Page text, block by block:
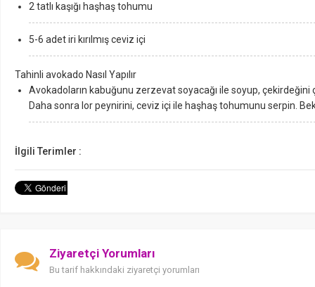
2 tatlı kaşığı haşhaş tohumu
5-6 adet iri kırılmış ceviz içi
Tahinli avokado Nasıl Yapılır
Avokadoların kabuğunu zerzevat soyacağı ile soyup, çekirdeğini
Daha sonra lor peynirini, ceviz içi ile haşhaş tohumunu serpin.
İlgili Terimler :
Ziyaretçi Yorumları
Bu tarif hakkındaki ziyaretçi yorumları